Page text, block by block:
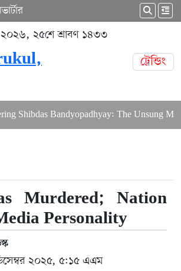
২৫শে শ্রাবণ ১৪৩৩
ট্রেন্ডিং
Shibdas Bandyopadhyay: The Unsung
Murdered; Nation
Personality
২০২৫, ৫:১৫ এএম